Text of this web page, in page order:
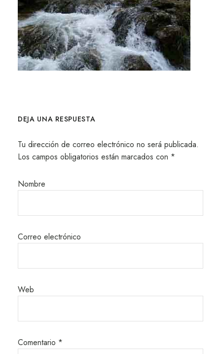
DEJA UNA RESPUESTA
Tu dirección de correo electrónico no será publicada.
Los campos obligatorios están marcados con *
Nombre
Correo electrónico
Web
Comentario *